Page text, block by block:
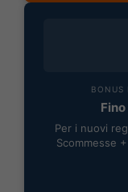
BONUS
Per i nuovi
Scommesse